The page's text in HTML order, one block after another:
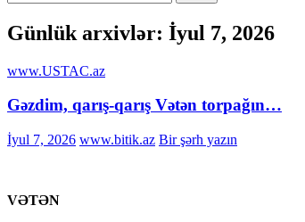
Günlük arxivlər: İyul 7, 2026
www.USTAC.az
Gəzdim, qarış-qarış Vətən torpağın…
İyul 7, 2026 www.bitik.az Bir şərh yazın
VƏTƏN